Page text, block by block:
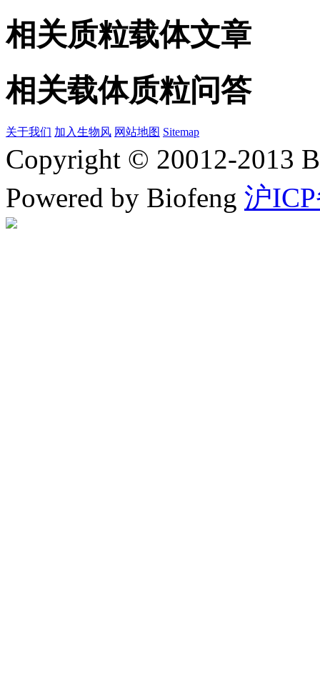
相关质粒载体文章
相关载体质粒问答
关于我们 加入生物风 网站地图 Sitemap
Copyright © 20012-2013
Powered by Biofeng 沪